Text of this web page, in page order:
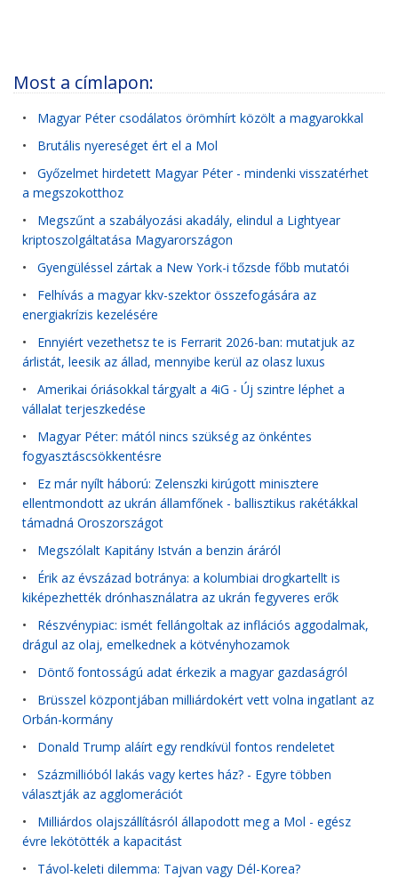
Most a címlapon:
• Magyar Péter csodálatos örömhírt közölt a magyarokkal
• Brutális nyereséget ért el a Mol
• Győzelmet hirdetett Magyar Péter - mindenki visszatérhet
a megszokotthoz
• Megszűnt a szabályozási akadály, elindul a Lightyear
kriptoszolgáltatása Magyarországon
• Gyengüléssel zártak a New York-i tőzsde főbb mutatói
• Felhívás a magyar kkv-szektor összefogására az
energiakrízis kezelésére
• Ennyiért vezethetsz te is Ferrarit 2026-ban: mutatjuk az
árlistát, leesik az állad, mennyibe kerül az olasz luxus
• Amerikai óriásokkal tárgyalt a 4iG - Új szintre léphet a
vállalat terjeszkedése
• Magyar Péter: mától nincs szükség az önkéntes
fogyasztáscsökkentésre
• Ez már nyílt háború: Zelenszki kirúgott minisztere
ellentmondott az ukrán államfőnek - ballisztikus rakétákkal
támadná Oroszországot
• Megszólalt Kapitány István a benzin áráról
• Érik az évszázad botránya: a kolumbiai drogkartellt is
kiképezhették drónhasználatra az ukrán fegyveres erők
• Részvénypiac: ismét fellángoltak az inflációs aggodalmak,
drágul az olaj, emelkednek a kötvényhozamok
• Döntő fontosságú adat érkezik a magyar gazdaságról
• Brüsszel központjában milliárdokért vett volna ingatlant az
Orbán-kormány
• Donald Trump aláírt egy rendkívül fontos rendeletet
• Százmillióból lakás vagy kertes ház? - Egyre többen
választják az agglomerációt
• Milliárdos olajszállításról állapodott meg a Mol - egész
évre lekötötték a kapacitást
• Távol-keleti dilemma: Tajvan vagy Dél-Korea?